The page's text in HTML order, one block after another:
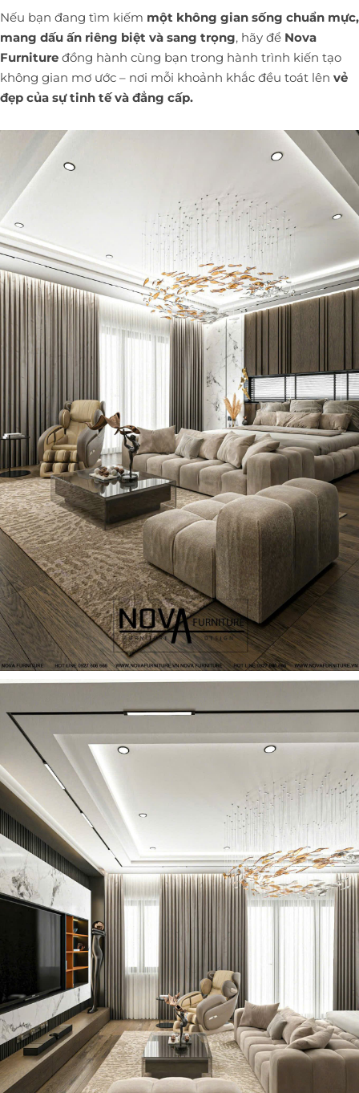
Nếu bạn đang tìm kiếm một không gian sống chuẩn mực,
mang dấu ấn riêng biệt và sang trọng, hãy để Nova
Furniture đồng hành cùng bạn trong hành trình kiến tạo
không gian mơ ước – nơi mỗi khoảnh khắc đều toát lên vẻ
đẹp của sự tinh tế và đẳng cấp.